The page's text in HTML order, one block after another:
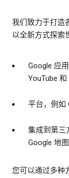
我们致力于打造
以全新方式探索
Google 应
YouTube
平台，例如
集成到第三
Google 地图
您可以通过多种